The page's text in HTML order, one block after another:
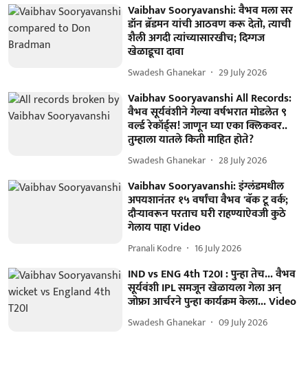
Vaibhav Sooryavanshi: वैभव मला सर
डॉन ब्रॅडमन यांची आठवण करू देतो, त्याची
शैली अगदी त्यांच्यासारखीच; दिग्गज
खेळाडूचा दावा
Swadesh Ghanekar 29 July 2026
Vaibhav Sooryavanshi All Records:
वैभव सूर्यवंशीने गेल्या वर्षभरात मोडलेत ९
वर्ल्ड रेकॉर्ड्स! जाणून घ्या एका क्लिकवर..
तुम्हाला यातले किती माहित होते?
Swadesh Ghanekar 28 July 2026
Vaibhav Sooryavanshi: इंग्लंडमधील
अपयशानंतर १५ वर्षांचा वैभव 'बॅक टू वर्क;
दौऱ्यावरून परताच घरी राहण्याऐवजी कुठे
गेलाय पाहा Video
Pranali Kodre 16 July 2026
IND vs ENG 4th T20I : पुन्हा तेच... वैभव
सूर्यवंशी IPL समजून खेळायला गेला अन्
जोफ्रा आर्चरने पुन्हा कार्यक्रम केला... Video
Swadesh Ghanekar 09 July 2026